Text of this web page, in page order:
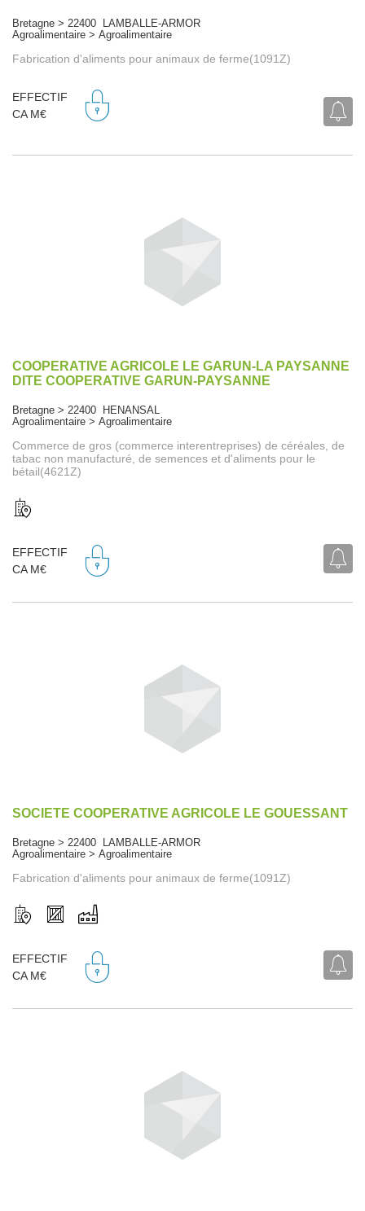
Bretagne > 22400 LAMBALLE-ARMOR
Agroalimentaire > Agroalimentaire
Fabrication d'aliments pour animaux de ferme(1091Z)
EFFECTIF
CA M€
COOPERATIVE AGRICOLE LE GARUN-LA PAYSANNE
DITE COOPERATIVE GARUN-PAYSANNE
Bretagne > 22400 HENANSAL
Agroalimentaire > Agroalimentaire
Commerce de gros (commerce interentreprises) de céréales, de
tabac non manufacturé, de semences et d'aliments pour le
bétail(4621Z)
EFFECTIF
CA M€
SOCIETE COOPERATIVE AGRICOLE LE GOUESSANT
Bretagne > 22400 LAMBALLE-ARMOR
Agroalimentaire > Agroalimentaire
Fabrication d'aliments pour animaux de ferme(1091Z)
EFFECTIF
CA M€